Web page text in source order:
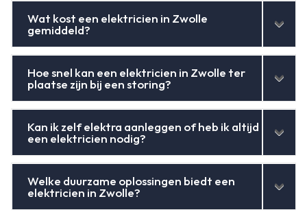
Wat kost een elektricien in Zwolle
gemiddeld?
Hoe snel kan een elektricien in Zwolle ter
plaatse zijn bij een storing?
Kan ik zelf elektra aanleggen of heb ik altijd
een elektricien nodig?
Welke duurzame oplossingen biedt een
elektricien in Zwolle?